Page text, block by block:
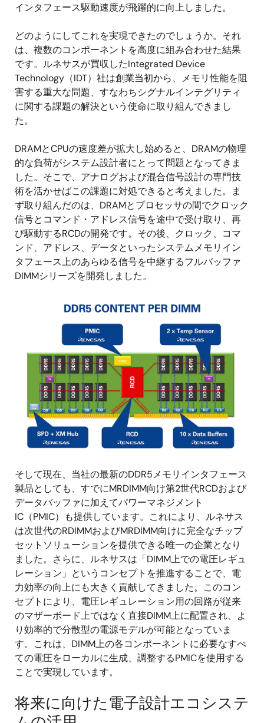
インタフェース駆動速度が飛躍的に向上しました。
どのようにしてこれを実現できたのでしょうか。それ
は、複数のコンポーネントを高度に組み合わせた結果
です。ルネサスが買収したIntegrated Device
Technology（IDT）社は創業当初から、メモリ性能を阻
害する重大な問題、すなわちシグナルインテグリティ
に関する課題の解決という使命に取り組んできまし
た。
DRAMとCPUの速度差が拡大し始めると、DRAMの物理
的な負荷がシステム設計者にとって問題となってきま
した。そこで、アナログおよび混合信号設計の専門技
術を活かせばこの課題に対処できると考えました。ま
ず取り組んだのは、DRAMとプロセッサの間でクロック
信号とコマンド・アドレス信号を途中で受け取り、再
び駆動するRCDの開発です。その後、クロック、コマ
ンド、アドレス、データといったシステムメモリイン
タフェース上のあらゆる信号を中継するフルバッファ
DIMMシリーズを開発しました。
そして現在、当社の最新のDDR5メモリインタフェース
製品としても、すでにMRDIMM向け第2世代RCDおよび
データバッファに加えてパワーマネジメント
IC（PMIC）も提供しています。これにより、ルネサス
は次世代のRDIMMおよびMRDIMM向けに完全なチップ
セットソリューションを提供できる唯一の企業となり
ました。さらに、ルネサスは「DIMM上での電圧レギュ
レーション」というコンセプトを推進することで、電
力効率の向上にも大きく貢献してきました。このコン
セプトにより、電圧レギュレーション用の回路が従来
のマザーボード上ではなく直接DIMM上に配置され、よ
り効率的で分散型の電源モデルが可能となっていま
す。これは、DIMM上の各コンポーネントに必要なすべ
ての電圧をローカルに生成、調整するPMICを使用する
ことで実現しています。
将来に向けた電子設計エコシステ